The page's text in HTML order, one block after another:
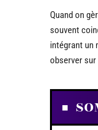
Quand on
souvent
intégrant un
observer